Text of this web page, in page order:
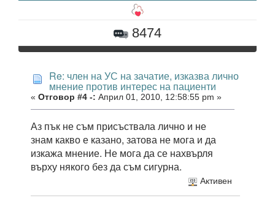
8474
Re: член на УС на зачатие, изказва лично
мнение против интерес на пациенти
« Отговор #4 -: Април 01, 2010, 12:58:55 pm »
Аз пък не съм присъствала лично и не
знам какво е казано, затова не мога и да
изкажа мнение. Не мога да се нахвърля
върху някого без да съм сигурна.
Активен